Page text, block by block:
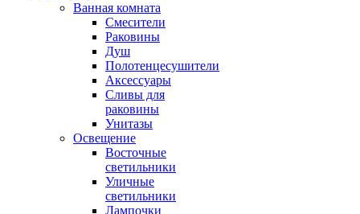
Ванная комната
Смесители
Раковины
Душ
Полотенцесушители
Аксессуары
Сливы для
раковины
Унитазы
Освещение
Восточные
светильники
Уличные
светильники
Лампочки